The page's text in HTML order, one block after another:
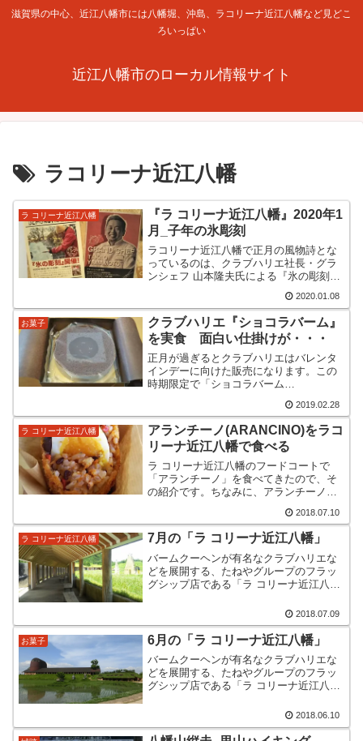
滋賀県の中心、近江八幡市には八幡堀、沖島、ラコリーナ近江八幡など見どこ
ろいっぱい
近江八幡市のローカル情報サイト
ラコリーナ近江八幡
ラ コリーナ近江八幡
『ラ コリーナ近江八幡』2020年1
月_子年の氷彫刻
ラコリーナ近江八幡で正月の風物詩とな
っているのは、クラブハリエ社長・グラ
ンシェフ 山本隆夫氏による『氷の彫刻』
イベントです。2020年子年である今年も
開催されたようです。正月は帰省で不在
なので、1月6日に訪問してみまし
た。・・・辛うじてまだ...
2020.01.08
お菓子
クラブハリエ『ショコラバーム』
を実食 面白い仕掛けが・・・
正月が過ぎるとクラブハリエはバレンタ
インデーに向けた販売になります。この
時期限定で「ショコラバーム
売されるので紹介します。 ショコラバー
ムの仕掛け ショコラバームの販売につい
て（2022年版）...
2019.02.28
ラ コリーナ近江八幡
アランチーノ(ARANCINO)をラコ
リーナ近江八幡で食べる
ラ コリーナ近江八幡のフードコートで
「アランチーノ」を食べてきたので、そ
の紹介です。ちなみに、アランチーノで
りますね。今回はそれではなくて、ライ
スコロッケの話です。アランチーノ（ア
ランチーニ）というのは、...
2018.07.10
ラ コリーナ近江八幡 7月の「ラ コリーナ近江八幡」
バームクーヘンが有名なクラブハリエな
どを展開する、たねやグループのフラッ
グシップ店である「ラ コリーナ近江八
緑はさほど変わった感じは無いのです
が、駐車場から建物までの間がすっかり
と緑に覆われました。大雨...
2018.07.09
お菓子 6月の「ラ コリーナ近江八幡」
バームクーヘンが有名なクラブハリエな
どを展開する、たねやグループのフラッ
グシップ店である「ラ コリーナ近江八
をちゃんと紹介したことなかったのです
んなところから雰囲気作...
2018.06.10